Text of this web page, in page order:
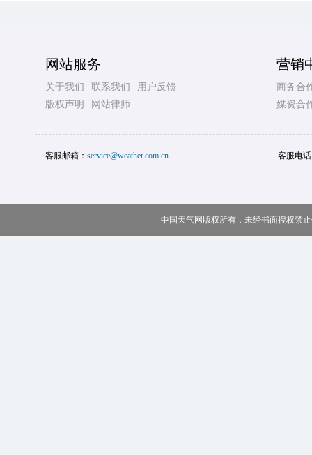
网站服务
关于我们 联系我们
用户反馈
版权声明
网站律师
营销
商务合
媒资合
客服邮箱： service@weather.com.cn 客服电
中国天气网版权所有，未经书面授权